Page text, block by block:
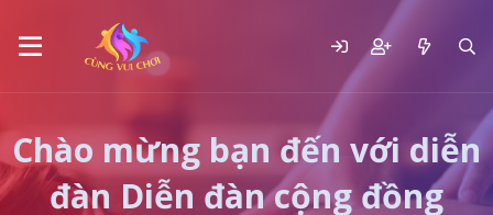
Chào mừng bạn đến với diễn
đàn Diễn đàn cộng đồng